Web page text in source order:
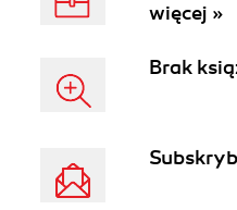
więcej »
Brak